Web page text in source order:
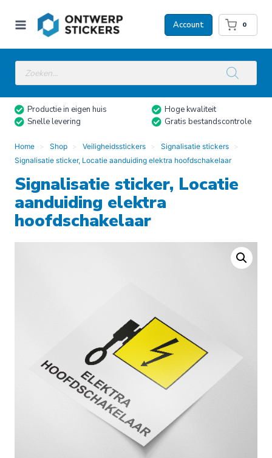
naar
Account 0
Producten
zoeken
Productie in eigen huis
Hoge kwaliteit
Snelle levering
Gratis bestandscontrole
Home Shop Veiligheidsstickers
Signalisatie stickers
Signalisatie sticker, Locatie aanduiding elektra hoofdschakelaar
Signalisatie sticker, Locatie
aanduiding elektra
hoofdschakelaar